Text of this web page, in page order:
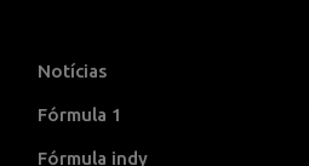
Notícias
Fórmula 1
Fórmula indy